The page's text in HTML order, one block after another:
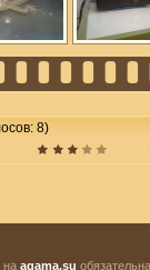
8)
на agama.su